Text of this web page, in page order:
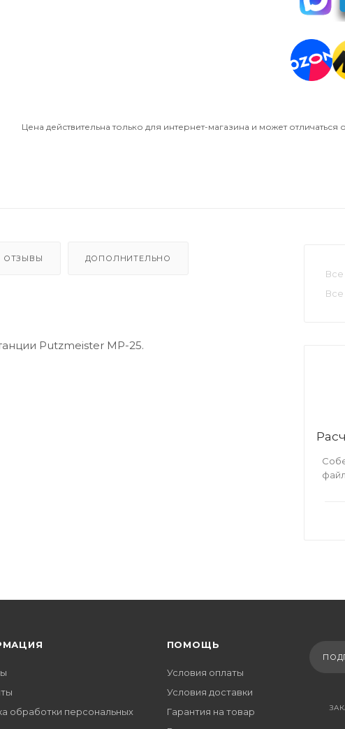
Цена действительна только для интернет-магазина и может отличаться
ОТЗЫВЫ ДОПОЛНИТЕЛЬНО
Putzmeister MP-25.
Все
обработки персональных
ПОМОЩЬ
Условия оплаты
Условия доставки
Гарантия на товар